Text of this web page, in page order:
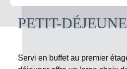
PETIT-
Servi en buffet au premier